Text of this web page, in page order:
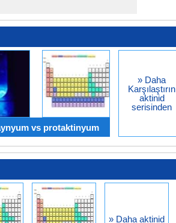
vs protaktinyum
» Daha
Karşılaştırın
aktinid
serisinden
» Daha aktinid